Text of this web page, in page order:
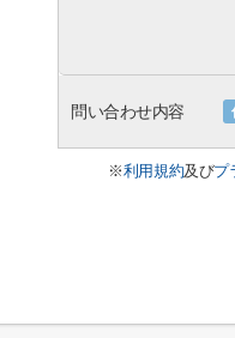
問い合わせ内容
※利用規約及びプ